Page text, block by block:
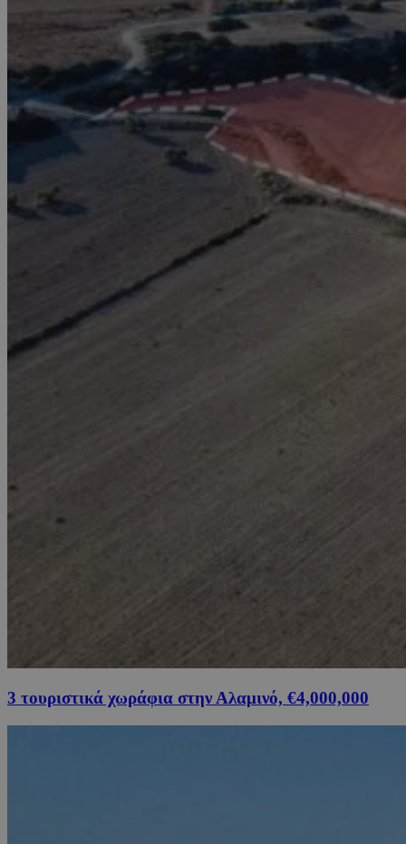
3 τουριστικά χωράφια στην Αλαμινό, €4,000,000